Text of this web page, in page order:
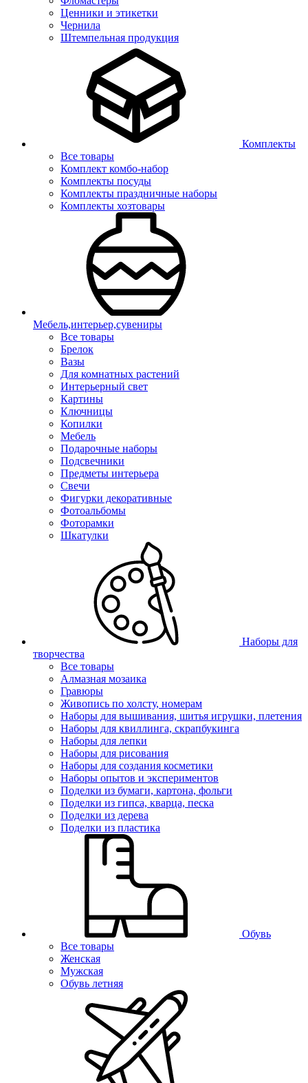
Ценники и этикетки
Чернила
Штемпельная продукция
Комплекты
Все товары
Комплект комбо-набор
Комплекты посуды
Комплекты праздничные наборы
Комплекты хозтовары
Мебель,интерьер,сувениры
Все товары
Брелок
Вазы
Для комнатных растений
Интерьерный свет
Картины
Ключницы
Копилки
Мебель
Подарочные наборы
Подсвечники
Предметы интерьера
Свечи
Фигурки декоративные
Фотоальбомы
Фоторамки
Шкатулки
Наборы для
творчества
Все товары
Алмазная мозаика
Гравюры
Живопись по холсту, номерам
Наборы для вышивания, шитья игрушки, плетения
Наборы для квиллинга, скрапбукинга
Наборы для лепки
Наборы для рисования
Наборы для создания косметики
Наборы опытов и экспериментов
Поделки из бумаги, картона, фольги
Поделки из гипса, кварца, песка
Поделки из дерева
Поделки из пластика
Обувь
Все товары
Женская
Мужская
Обувь летняя